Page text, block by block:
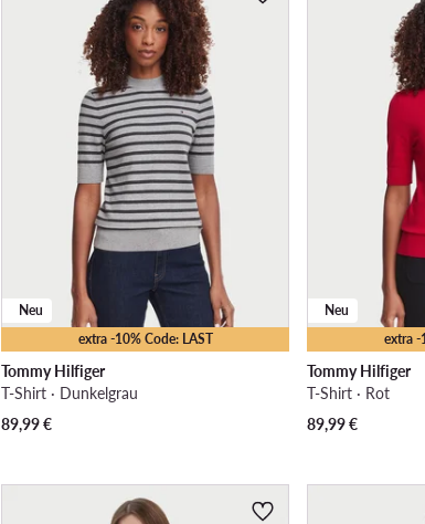
extra -10% Code: LAST
Neu
Tommy Hilfiger
T-Shirt · Dunkelgrau
89,99€
extra -
Neu
Tommy Hilfiger
T-Shirt · Rot
89,99€